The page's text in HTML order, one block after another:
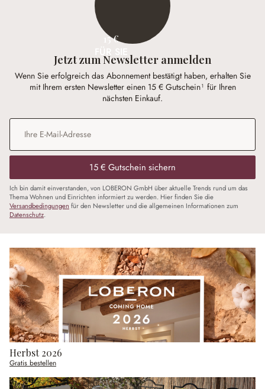
15 €
Jetzt zum Newsletter anmelden
Wenn Sie erfolgreich das Abonnement bestätigt haben, erhalten Sie
mit Ihrem ersten Newsletter einen 15 € Gutschein¹ für Ihren
nächsten Einkauf.
E-Mail-Adresse
15 € Gutschein sichern
Ich bin damit einverstanden, von LOBERON GmbH über aktuelle Trends rund um das
Thema Wohnen und Einrichten informiert zu werden. Hier finden Sie die
Versandbedingungen für den Newsletter und die allgemeinen Informationen zum
Datenschutz.
Herbst 2026
Gratis bestellen